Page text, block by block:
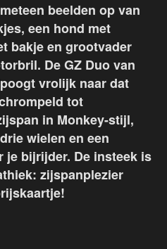
beelden op van
een hond met
bakje en grootvader
De GZ Duo van
vrolijk naar dat
tot
in Monkey-stijl,
wielen en een
je bijrijder. De insteek is
zijspanplezier